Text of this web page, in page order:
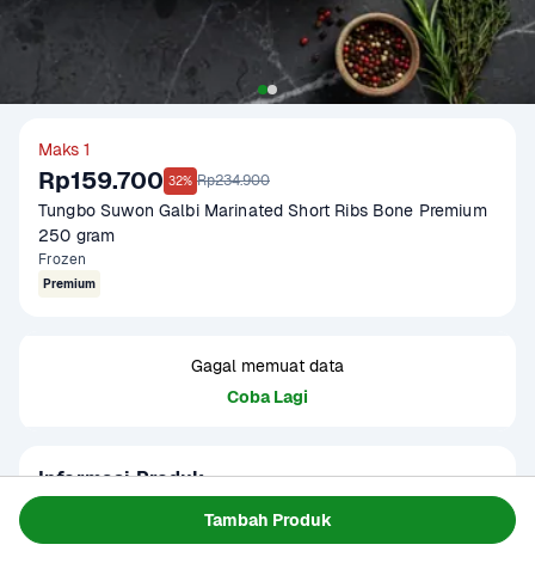
Tambah Produk
Maks 1
Rp159.700 32% Rp234.900
Tungbo Suwon Galbi Marinated Short Ribs Bone Premium
250 gram
Frozen
Premium
Gagal memuat data
Coba Lagi
Informasi Produk
premium dengan tulang yang sudah dimarinasi